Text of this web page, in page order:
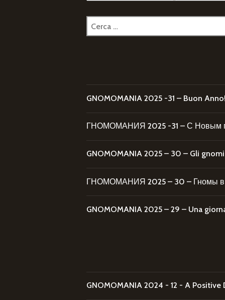
Ricerca
per:
GNOMOMANIA 2025 -31 – Buon Anno!
ГНОМОМАНИЯ 2025 -31 – С Новым
GNOMOMANIA 2025 – 30 – Gli
ГНОМОМАНИЯ 2025 – 30 – Гномы в
GNOMOMANIA 2025 – 29 – Una
GNOMOMANIA 2024 - 12 - A Positive